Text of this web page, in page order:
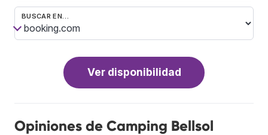
BUSCAR EN…
Ver disponibilidad
Opiniones de Camping Bellsol